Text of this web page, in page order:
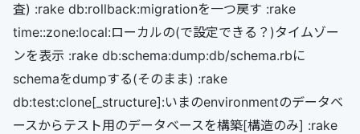
査) :rake db:rollback:migrationを一つ戻す :rake
time::zone:local:ローカルの(で設定できる？)タイムゾー
ンを表示 :rake db:schema:dump:db/schema.rbに
schemaをdumpする(そのまま) :rake
db:test:clone[_structure]:いまのenvironmentのデータベ
ースからテスト用のデータベースを構築[構造のみ] :rake